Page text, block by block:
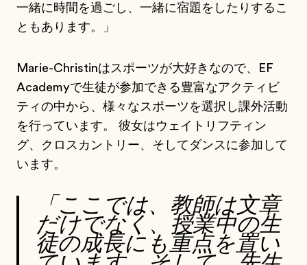
一緒に時間を過ごし、一緒に宿題をしたりするこ
ともあります。」
Marie-Christinはスポーツが大好きなので、EF
Academyで生徒が参加できる豊富なアクティビ
ティの中から、様々なスポーツを選択し課外活動
を行っています。 彼女はウェイトリフティン
グ、クロスカントリー、そしてダンスに参加して
います。
「ここでは、教師は文章
だけでなく、授業中の生
徒の成長にも重点を置い